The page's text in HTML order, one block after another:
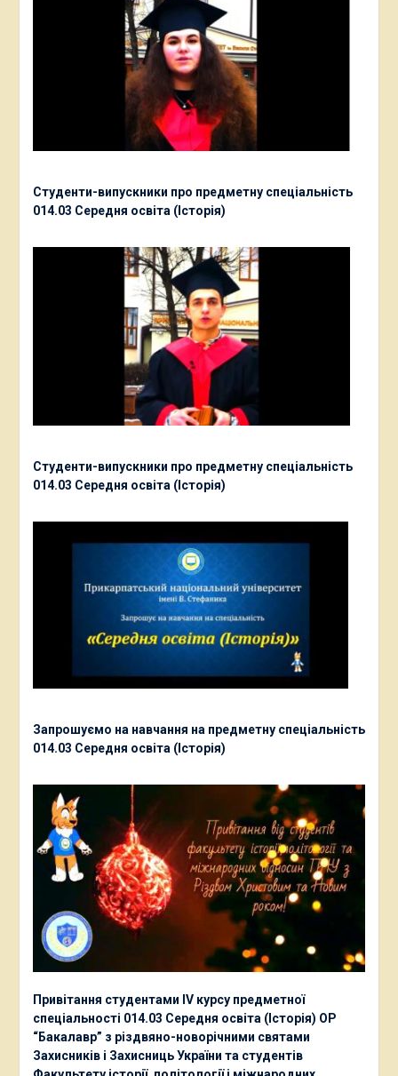
Студенти-випускники про предметну спеціальність
014.03 Середня освіта (Історія)
Студенти-випускники про предметну спеціальність
014.03 Середня освіта (Історія)
Запрошуємо на навчання на предметну спеціальність
014.03 Середня освіта (Історія)
Привітання студентами ІV курсу предметної
спеціальності 014.03 Середня освіта (Історія) ОР
“Бакалавр” з різдвяно-новорічними святами
Захисників і Захисниць України та студентів